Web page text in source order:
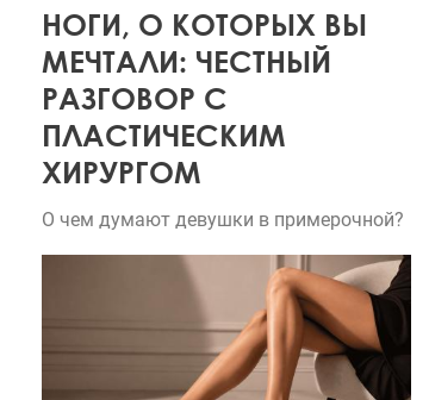
НОГИ, О КОТОРЫХ ВЫ
МЕЧТАЛИ: ЧЕСТНЫЙ
РАЗГОВОР С
ПЛАСТИЧЕСКИМ
ХИРУРГОМ
О чем думают девушки в примерочной?